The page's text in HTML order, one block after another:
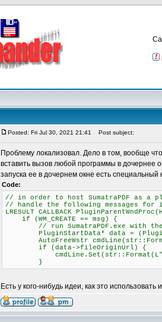
Posted: Fri Jul 30, 2021 21:41 Post subject:
Проблему локализовал. Дело в том, вообще
вставить вызов любой программы в дочернее
запуска ее в дочернем окне есть
Code:
// in order to host SumatraPDF as a
// handle the following messages
LRESULT CALLBACK
if (WM_CREATE == msg) {
// run SumatraPDF.exe with the -
PluginStartData* data =
AutoFreeWstr
if (data->fileOriginUrl) {
cmdLine.Set(str::Format(L"-
}
Есть у кого-нибудь идеи, как это